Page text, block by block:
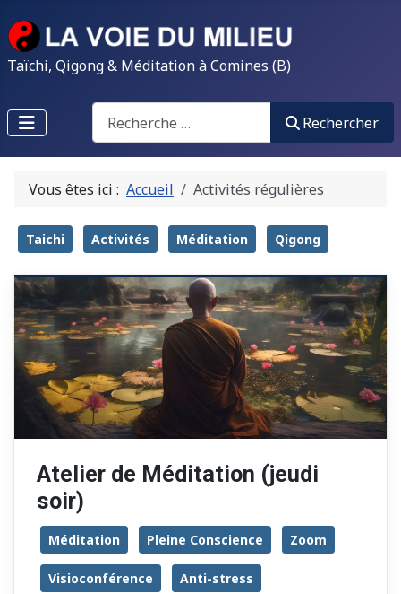
Taïchi, Qigong & Méditation à Comines (B)
Search
Rechercher
Vous êtes ici : Accueil Activités régulières
Taichi Activités Méditation Qigong
Atelier de Méditation (jeudi
soir)
Méditation Pleine Conscience Zoom
Visioconférence Anti-stress